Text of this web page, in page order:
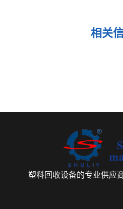
相关
塑料回收设备的专业供应